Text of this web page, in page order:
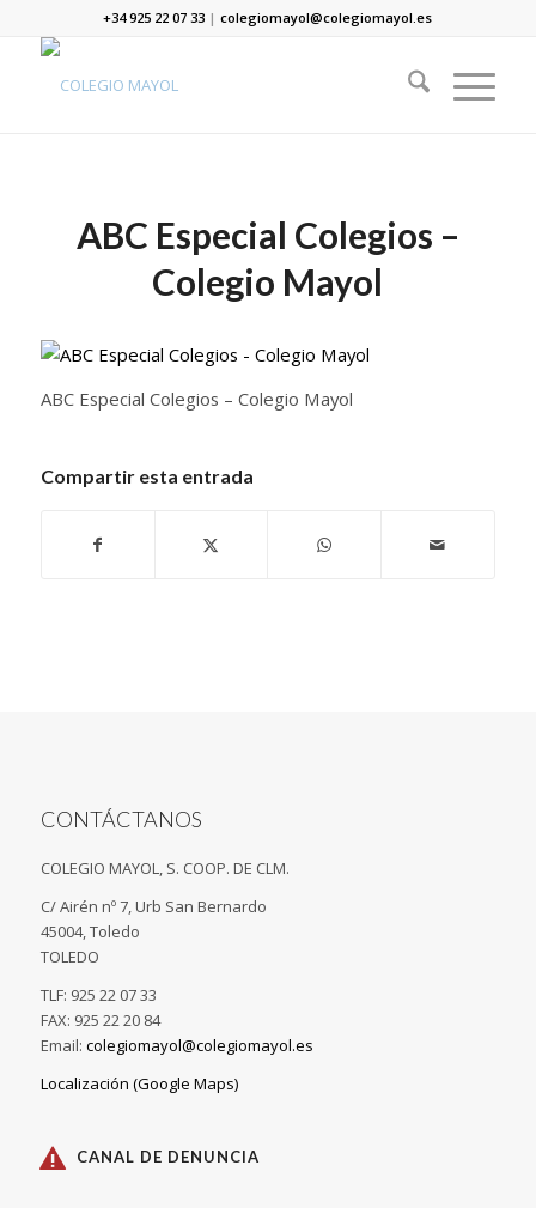
+34 925 22 07 33 |colegiomayol@colegiomayol.es
ABC Especial Colegios –
Colegio Mayol
ABC Especial Colegios – Colegio Mayol
Compartir esta entrada
CONTÁCTANOS
COLEGIO MAYOL, S. COOP. DE CLM.
C/ Airén nº 7, Urb San Bernardo
45004, Toledo
TOLEDO
TLF: 925 22 07 33
FAX: 925 22 20 84
Email: colegiomayol@colegiomayol.es
Localización (Google Maps)
CANAL DE DENUNCIA